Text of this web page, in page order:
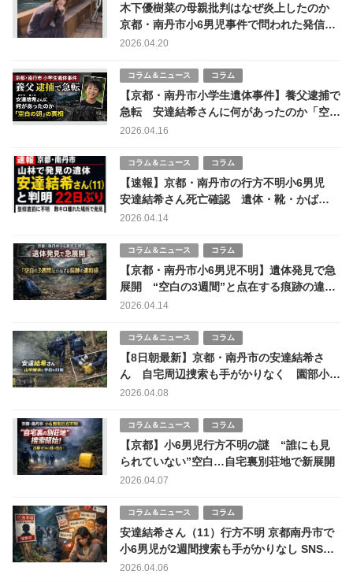
木下優樹菜の母親批判はなぜ炎上したのか
京都・南丹市小6男児事件で問われた発信の
危うさ
2026.04.20
コラム＆ニュース コラム
【京都・南丹市小学生遺体事件】養父逮捕で
急転 安達結希さんに何があったのか「空白
の朝」の真相
2026.04.16
コラム＆ニュース コラム
【速報】京都・南丹市の行方不明小6男児
安達結希さん死亡確認 遺体・靴・かば
ん“別々に発見”の違和感
2026.04.14
コラム＆ニュース コラム
【京都・南丹市小6男児不明】遺体発見で急
展開 “空白の3週間”と点在する痕跡の違和
感
2026.04.14
コラム＆ニュース コラム
【8日朝最新】京都・南丹市の安達結希さ
ん 自宅周辺捜索も手がかりなく 園部小は
新学期
2026.04.08
コラム＆ニュース コラム
【京都】小6男児行方不明の謎 “誰にも見
られていない”空白…自宅裏別荘地で新展開
2026.04.07
コラム＆ニュース コラム
安達結希さん（11）行方不明 京都南丹市で
小6男児が2週間捜索も手がかりなし SNS上
のデマと誹謗中傷が二次被害に
2026.04.06